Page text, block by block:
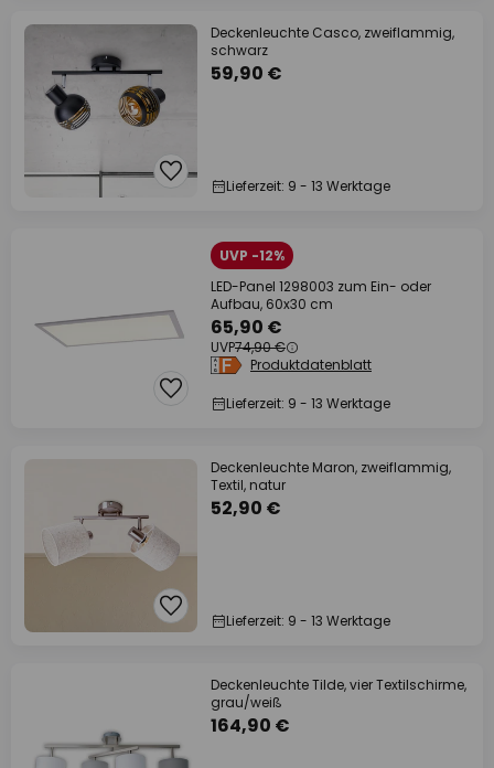
Deckenleuchte Casco, zweiflammig,
schwarz
59,90 €
Lieferzeit: 9 - 13 Werktage
UVP -12%
LED-Panel 1298003 zum Ein- oder
Aufbau, 60x30 cm
65,90 €
UVP74,90 €
Produktdatenblatt
Lieferzeit: 9 - 13 Werktage
Deckenleuchte Maron, zweiflammig,
Textil, natur
52,90 €
Lieferzeit: 9 - 13 Werktage
Deckenleuchte Tilde, vier Textilschirme,
grau/weiß
164,90 €